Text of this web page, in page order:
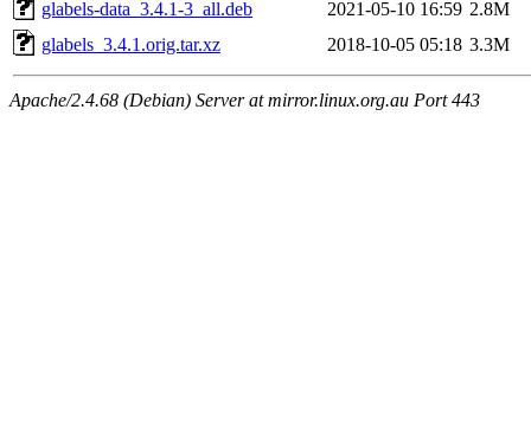
glabels-data_3.4.1-3_all.deb 2021-05-10 16:59 2.8M
glabels_3.4.1.orig.tar.xz
2018-10-05 05:18 3.3M
Apache/2.4.68 (Debian) Server at mirror.linux.org.au Port 443